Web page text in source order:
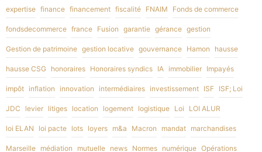
expertise finance financement fiscalité FNAIM Fonds de commerce
fondsdecommerce france Fusion garantie gérance gestion
Gestion de patrimoine gestion locative gouvernance Hamon hausse
hausse CSG honoraires Honoraires syndics IA immobilier Impayés
impôt inflation innovation intermédiaires investissement ISF ISF; Loi
JDC levier litiges location logement logistique Loi LOI ALUR
loi ELAN loi pacte lots loyers m&a Macron mandat marchandises
Marseille médiation mutuelle news Normes numérique Opérations